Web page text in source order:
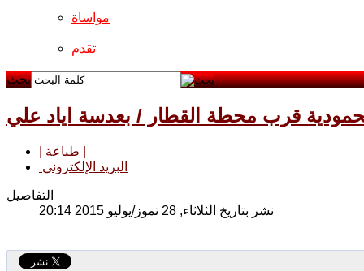
مواساة
تقدم
بحث
قرب محطة القطار / بعدسة اياد علي
البريد الإلكتروني
التفاصيل
نشر بتاريخ الثلاثاء, 28 تموز/يوليو 2015 20:14